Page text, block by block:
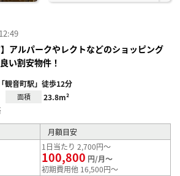
】アルパークやレクトなどのショッピング
い割安物件！
観音町駅」徒歩12分
面積 23.8m²
月額目安
1日当たり 2,700円～
100,800 円/月～
初期費用他 16,500円～